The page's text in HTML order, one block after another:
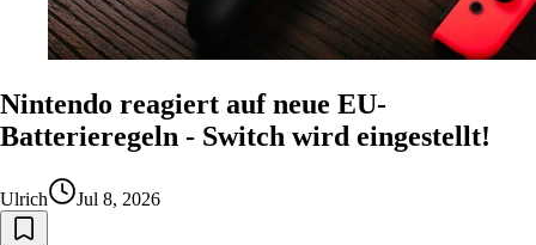
Nintendo reagiert auf neue EU-
Batterieregeln - Switch wird eingestellt!
Ulrich Jul 8, 2026